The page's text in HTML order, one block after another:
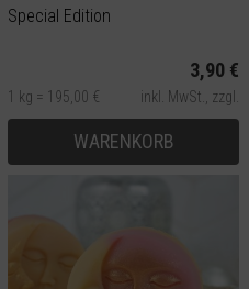
Special Edition
3,90 €
1 kg = 195,00 € inkl. MwSt., zzgl.
Versand
WARENKORB